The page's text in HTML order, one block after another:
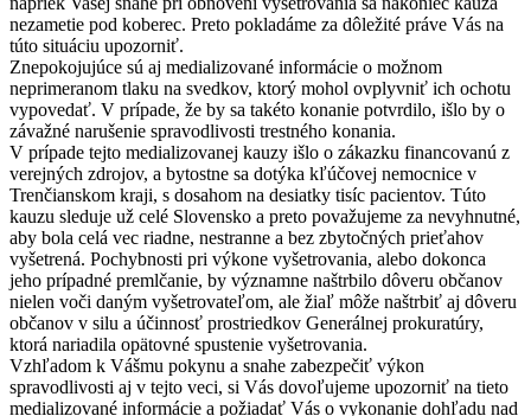
nezametie pod koberec. Preto pokladáme za dôležité práve Vás na
túto situáciu upozorniť.
Znepokojujúce sú aj medializované informácie o možnom
neprimeranom tlaku na svedkov, ktorý mohol ovplyvniť ich ochotu
vypovedať. V prípade, že by sa takéto konanie potvrdilo, išlo by o
závažné narušenie spravodlivosti trestného konania.
V prípade tejto medializovanej kauzy išlo o zákazku financovanú z
verejných zdrojov, a bytostne sa dotýka kľúčovej nemocnice v
Trenčianskom kraji, s dosahom na desiatky tisíc pacientov. Túto
kauzu sleduje už celé Slovensko a preto považujeme za nevyhnutné,
aby bola celá vec riadne, nestranne a bez zbytočných prieťahov
vyšetrená. Pochybnosti pri výkone vyšetrovania, alebo dokonca
jeho prípadné premlčanie, by významne naštrbilo dôveru občanov
nielen voči daným vyšetrovateľom, ale žiaľ môže naštrbiť aj dôveru
občanov v silu a účinnosť prostriedkov Generálnej prokuratúry,
ktorá nariadila opätovné spustenie vyšetrovania.
Vzhľadom k Vášmu pokynu a snahe zabezpečiť výkon
spravodlivosti aj v tejto veci, si Vás dovoľujeme upozorniť na tieto
medializované informácie a požiadať Vás o vykonanie dohľadu nad